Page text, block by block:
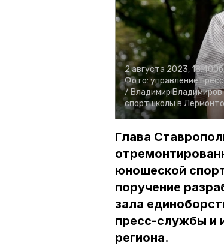
2 августа 2023, 18:40
Фото: управление
/ Владимир
спортшколы в
Глава
юношеской
поручение
зала
пресс-службы и
региона.